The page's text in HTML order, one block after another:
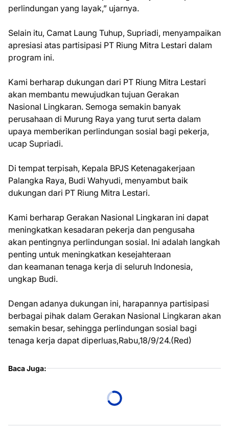
perlindungan yang layak,” ujarnya.
Selain itu, Camat Laung Tuhup, Supriadi, menyampaikan
apresiasi atas partisipasi PT Riung Mitra Lestari dalam
program ini.
Kami berharap dukungan dari PT Riung Mitra Lestari
akan membantu mewujudkan tujuan Gerakan
Nasional Lingkaran. Semoga semakin banyak
perusahaan di Murung Raya yang turut serta dalam
upaya memberikan perlindungan sosial bagi pekerja,
ucap Supriadi.
Di tempat terpisah, Kepala BPJS Ketenagakerjaan
Palangka Raya, Budi Wahyudi, menyambut baik
dukungan dari PT Riung Mitra Lestari.
Kami berharap Gerakan Nasional Lingkaran ini dapat
meningkatkan kesadaran pekerja dan pengusaha
akan pentingnya perlindungan sosial. Ini adalah langkah
penting untuk meningkatkan kesejahteraan
dan keamanan tenaga kerja di seluruh Indonesia,
ungkap Budi.
Dengan adanya dukungan ini, harapannya partisipasi
berbagai pihak dalam Gerakan Nasional Lingkaran akan
semakin besar, sehingga perlindungan sosial bagi
tenaga kerja dapat diperluas,Rabu,18/9/24.(Red)
Baca Juga: